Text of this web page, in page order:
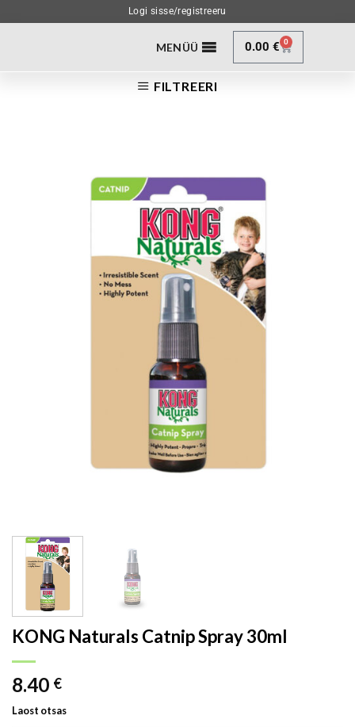
Logi sisse/registreeru
MENÜÜ 0.00€ 0
FILTREERI
KONG Naturals Catnip Spray 30ml
8.40 €
Laost otsas